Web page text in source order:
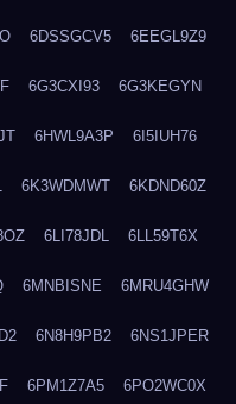
6DSSGCV5 6EEGL9Z9
6G3CXI93 6G3KEGYN
6HWL9A3P 6I5IUH76
6K3WDMWT 6KDND60Z
6LI78JDL 6LL59T6X
6MNBISNE 6MRU4GHW
6N8H9PB2 6NS1JPER
6PM1Z7A5 6PO2WC0X